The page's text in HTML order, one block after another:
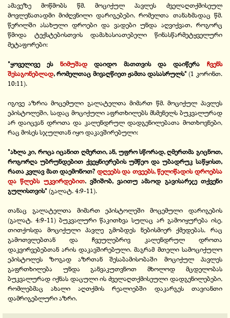
ამავეზე მოწმობს წმ. მოციქულ პავლეს ძველაღთქმისეულ
მოვლენათადმი მიძღვნილი დარიგებები, რომელთა თანახმადაც წმ.
წერილში ასახული დროები და ვადები უნდა აღვიქვათ, როგორც
წმიდა ტექსტებისთვის დამახასიათებელი წინასწარმეტყველური
მეტაფორები:
"ყოველივე ეს ნიმუშადდაიდო მათთვის და დაიწერა ჩვენს
შესაგონებლად, რომელთაც მივაღწიეთ ჟამთა დასასრულს" (1 კორინთ.
10:11).
იგივე აზრია მოცემული გალატელთა მიმართ წმ. მოციქულ პავლეს
ეპისტოლეში, სადაც მოციქული აფრთხილებს მსმენელს ბუკვალურად
არ დაიცვან დროთა და კალენდრულ დადგენილებათა მოთხოვნები,
რაც მოსეს სჯულთან იყო დაკავშირებული:
"ახლა კი, როცა იცანით ღმერთი, ან, უფრო სწორად, ღმერთმა გიცნოთ,
როგორღა უბრუნდებით ქვეყნიერების უმწეო და უბადრუკ საწყისთ,
რათა კვლავ მათ დაემონოთ?დღეებს და თვეებს, წელიწადის დროებსა
და წლებს უკვირდებით. ვშიშობ, ვაითუ ამაოდ გავისარჯე თქვენი
გულისთვის" (გალატ. 4:9-11).
თანაც გალატელთა მიმართ ეპისტოლეში მოცემული დარიგების
(გალატ. 4:9-11) ბუკვალური წაკითხვა სულაც არ გამოიყურება ისე,
თითქოსდა მოციქული პავლე გმობდეს ნებისმიერ ქმედებას, რაც
გამოთვლებთან და ჩვეულებრივ კალენდრულ დროთა
დაკვირვებებთან არის დაკავშირებული. მაგრამ მთელი სამოციქულო
ეპისტოლეს ზოგად აზრთან შესაბამისობაში მოციქულ პავლეს
გაფრთხილება უნდა განვაკუთვნოთ მხოლოდ მცდელობას
ბუკვალურად იქნას დაცული ის ძველაღთქმისეული დადგენილებები,
რომლებმაც ახალი აღთქმის რეალიებში დაკარგეს თავიანთი
დამრიგებლური აზრი.